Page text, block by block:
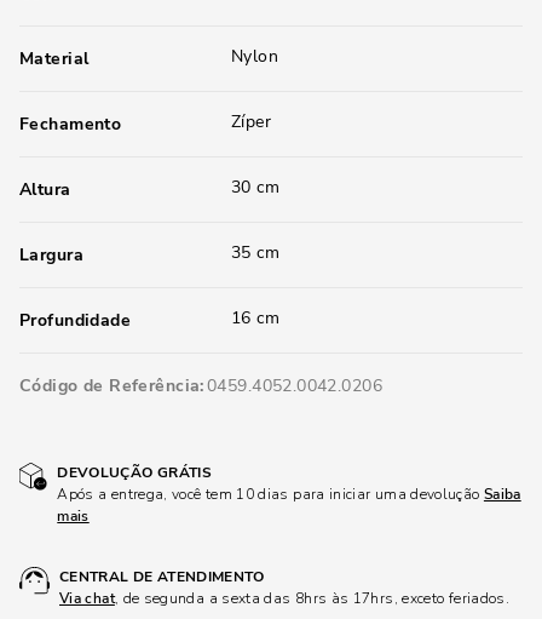
Material Nylon
Fechamento Zíper
Altura 30 cm
Largura 35 cm
Profundidade 16 cm
Código de Referência 0459.4052.0042.0206
DEVOLUÇÃO GRÁTIS
Após a entrega, você tem 10 dias para iniciar uma devolução Saiba
mais
CENTRAL DE ATENDIMENTO
Via chat, de segunda a sexta das 8hrs às 17hrs, exceto feriados.